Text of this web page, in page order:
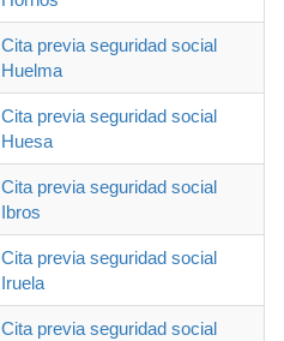
Cita previa seguridad social
Huelma
Cita previa seguridad social
Huesa
Cita previa seguridad social
Ibros
Cita previa seguridad social
Iruela
Cita previa seguridad social